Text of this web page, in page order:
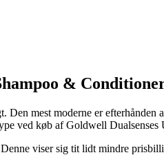
&
mest moderne er
ved køb af Goldwell
viser sig tit lidt mindre